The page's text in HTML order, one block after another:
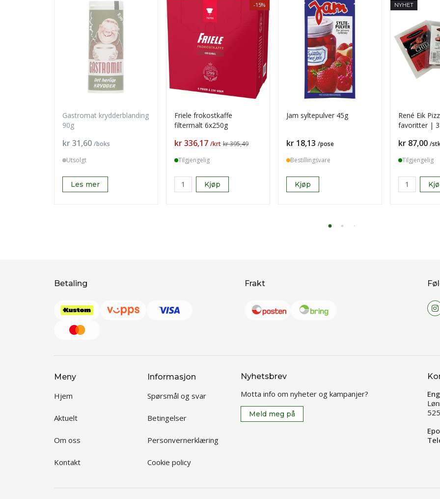
Gastromat krydderblanding
90g
Pris
kr 31,60 /boks
Utsolgt
Les mer
-15%
Friele frokostkaffe
filtermalt 6x250g
Pris
kr 336,17 /krt kr 395,49
Tilgjengelig
Kjøp
Jam syltepulver 45g
Pris
kr 18,13 /pose
Bestillingsvare
Kjøp
NYHET
René Eik
favoritter | 3
Pris
kr 87,00 /
Tilgjengelig
Betaling Frakt
Meny
Hjem
Aktuelt
Om oss
Kontakt
Informasjon
Spørsmål og svar
Betingelser
Personvernerklæring
Cookie policy
Nyhetsbrev
Motta info om nyheter og kampanjer?
Meld meg på